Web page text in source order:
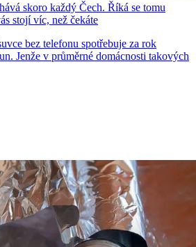
skoro každý Čech. Říká se tomu
stojí víc, než čekáte
bez telefonu spotřebuje za rok
Jenže v průměrné domácnosti takových